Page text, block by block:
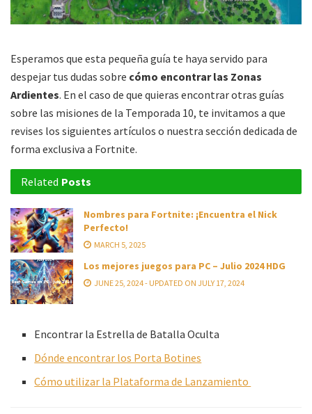
Esperamos que esta pequeña guía te haya servido para
despejar tus dudas sobre cómo encontrar las Zonas
Ardientes. En el caso de que quieras encontrar otras guías
sobre las misiones de la Temporada 10, te invitamos a que
revises los siguientes artículos o nuestra sección dedicada de
forma exclusiva a Fortnite.
Related Posts
Nombres para Fortnite: ¡Encuentra el Nick
Perfecto!
MARCH 5, 2025
Los mejores juegos para PC – Julio 2024 HDG
JUNE 25, 2024 - UPDATED ON JULY 17, 2024
Encontrar la Estrella de Batalla Oculta
Dónde encontrar los Porta Botines
Cómo utilizar la Plataforma de Lanzamiento